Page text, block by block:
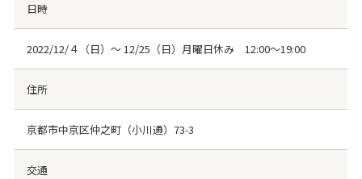
日時
2022/12/４（日）～ 12/25（日）月曜日休み 12:00～19:00
住所
京都市中京区仲之町（小川通）73-3
交通